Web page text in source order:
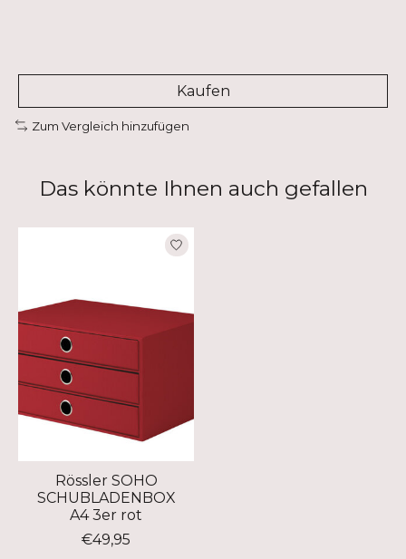
Kaufen
Zum Vergleich hinzufügen
Das könnte Ihnen auch gefallen
Produkt-Karussell-Artikel
Rössler SOHO
SCHUBLADENBOX
A4 3er rot
€49,95